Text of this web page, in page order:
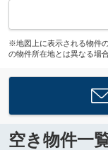
※地図上に表示される物件
の物件所在地とは異なる場
空き物件一